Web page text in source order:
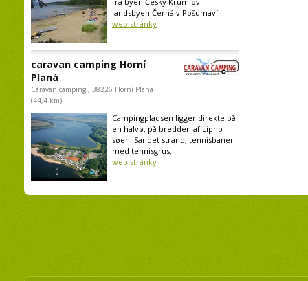
landsbyen Černá v Pošumaví....
web stránky
caravan camping Horní
Planá
Caravan camping , 38226 Horní Planá
(44,4 km)
Campingpladsen ligger direkte på
en halvø, på bredden af Lipno
søen. Sandet strand, tennisbaner
med tennisgrus,...
web stránky